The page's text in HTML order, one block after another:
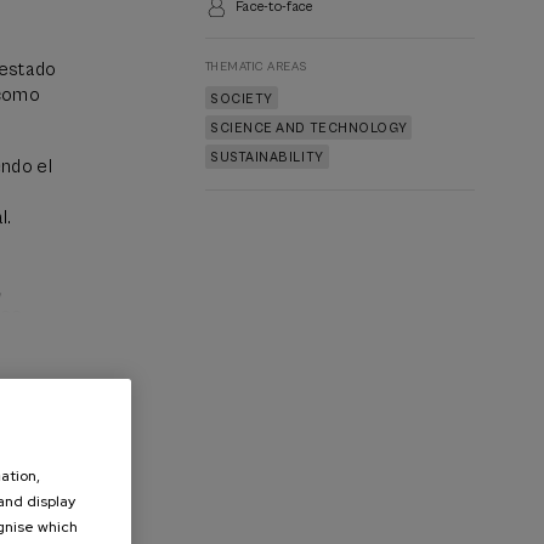
el
Face-to-face
THEMATIC AREAS
SOCIETY
SCIENCE AND TECHNOLOGY
SUSTAINABILITY
display
which